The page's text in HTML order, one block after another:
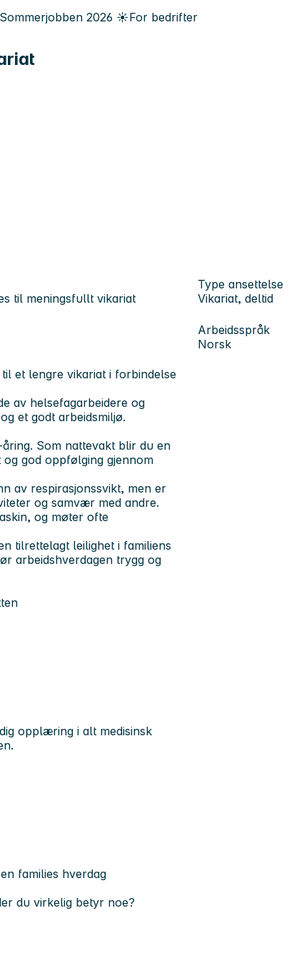
Sommerjobben 2026 ☀️For bedrifter
til meningsfullt vikariat
Type ansettelse
Vikariat, deltid
Arbeidsspråk
Norsk
et lengre vikariat i forbindelse
av helsefagarbeidere og
et godt arbeidsmiljø.
Som nattevakt blir du en
god oppfølging gjennom
av respirasjonssvikt, men er
og samvær med andre.
og møter ofte
tilrettelagt leilighet i familiens
arbeidshverdagen trygg og
opplæring i alt medisinsk
families hverdag
du virkelig betyr noe?